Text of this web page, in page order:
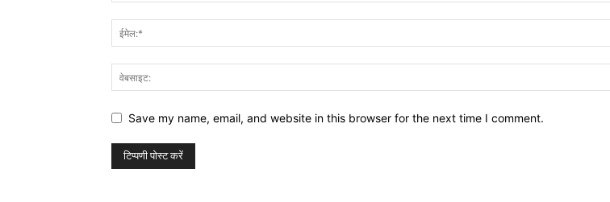
Save my name, email, and website in this browser for the next time I comment.